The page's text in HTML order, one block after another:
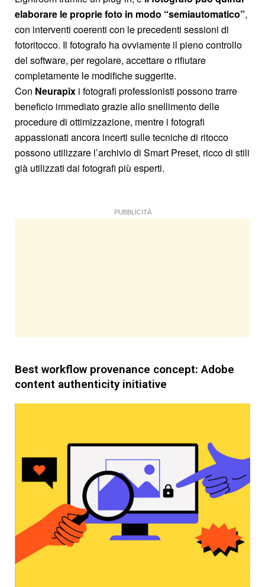
elaborare le proprie foto in modo “semiautomatico”,
con interventi coerenti con le precedenti sessioni di
fotoritocco. Il fotografo ha ovviamente il pieno controllo
del software, per regolare, accettare o rifiutare
completamente le modifiche suggerite.
Con Neurapix i fotografi professionisti possono trarre
beneficio immediato grazie allo snellimento delle
procedure di ottimizzazione, mentre i fotografi
appassionati ancora incerti sulle tecniche di ritocco
possono utilizzare l’archivio di Smart Preset, ricco di stili
già utilizzati dai fotografi più esperti.
PUBBLICITÀ
Best workflow provenance concept: Adobe
content authenticity initiative